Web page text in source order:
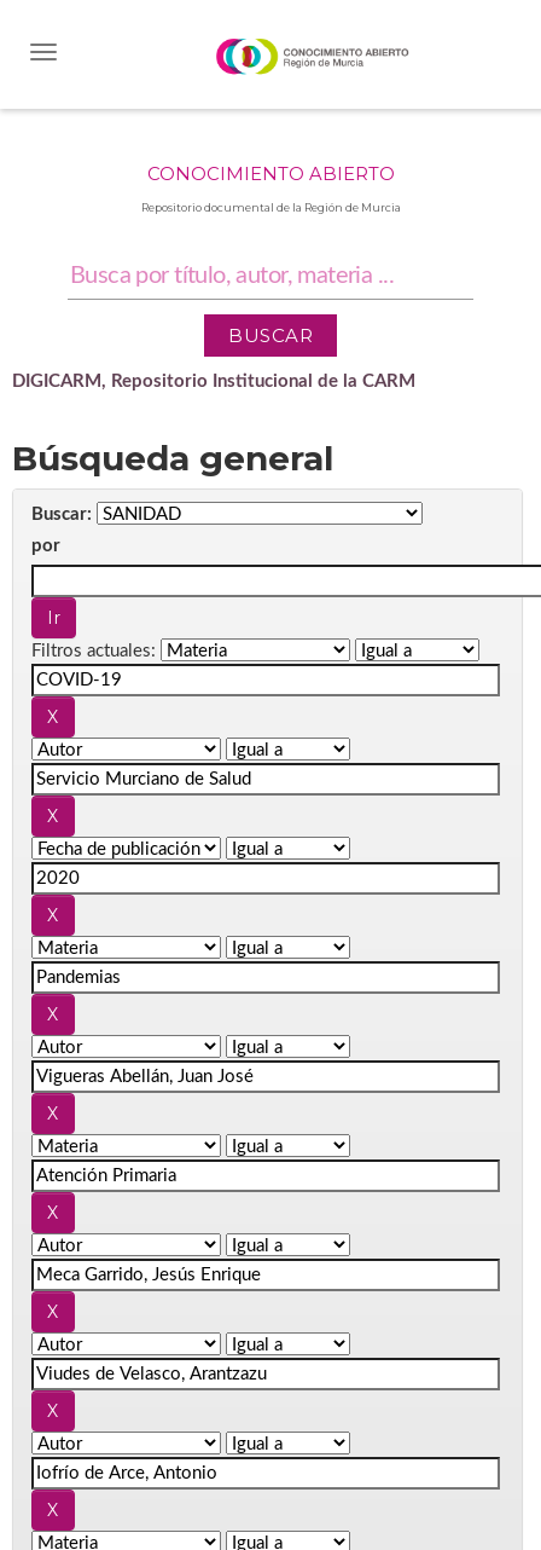
CONOCIMIENTO ABIERTO
Repositorio documental de la Región de Murcia
DIGICARM, Repositorio Institucional de la CARM
Búsqueda general
Buscar:
por
Filtros actuales: